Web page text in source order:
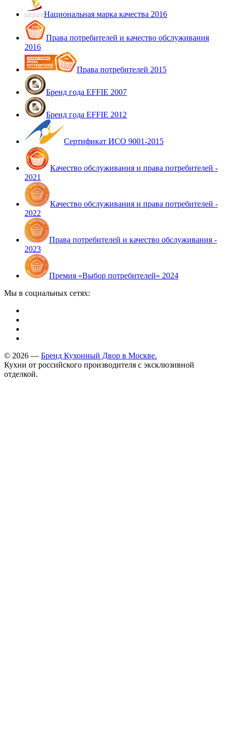
Национальная марка качества 2016
Права потребителей и качество обслуживания
2016
Права потребителей 2015
Бренд года EFFIE 2007
Бренд года EFFIE 2012
Сертификат ИСО 9001-2015
Качество обслуживания и права потребителей -
2021
Качество обслуживания и права потребителей -
2022
Права потребителей и качество обслуживания -
2023
Премия «Выбор потребителей» 2024
Мы в социальных сетях:
© 2026 — Бренд Кухонный Двор в Москве.
Кухни от российского производителя с эксклюзивной
отделкой.